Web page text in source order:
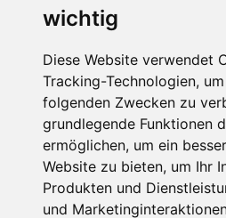
wichtig
Diese Website verwendet
Tracking-Technologien,
folgenden Zwecken zu
grundlegende Funktionen
ermöglichen, um ein
Website zu bieten, um Ihr
Produkten und
und
Die Schneehoehen Ski APP
Muss für alle